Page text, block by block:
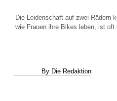
Die Leidenschaft auf zwei Rädern
wie Frauen ihre Bikes leben, ist oft
By Die Redaktion